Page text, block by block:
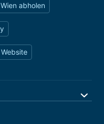
abholen
Website